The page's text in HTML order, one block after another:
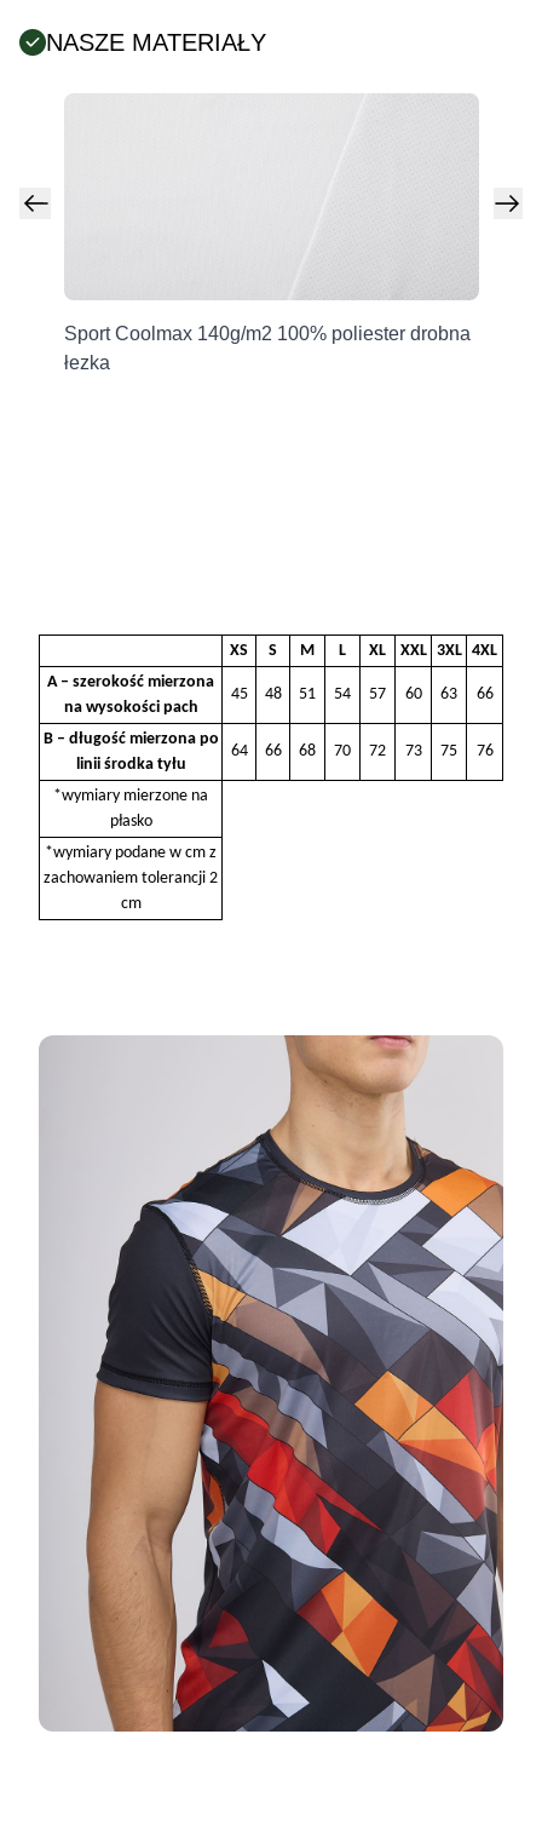
szkodliwych substancji chemicznych).
Grupa Ventus Sp. z o.o.
ul. Chmieleniec 2A/LU2
30-348 Kraków, Polska
NASZE MATERIAŁY
Sport Coolmax 140g/m2 100% poliester drobna
łezka
XS S M L XL XXL 3XL 4XL
A – szerokość mierzona
na wysokości pach
45 48 51 54 57 60 63 66
B – długość mierzona po
linii środka tyłu
64 66 68 70 72 73 75 76
*wymiary mierzone na
płasko
*wymiary podane w cm z
zachowaniem tolerancji 2
cm